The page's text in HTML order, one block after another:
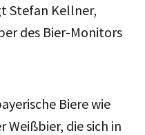
Stefan Kellner,
des Bier-Monitors
Biere wie
Weißbier, die sich in